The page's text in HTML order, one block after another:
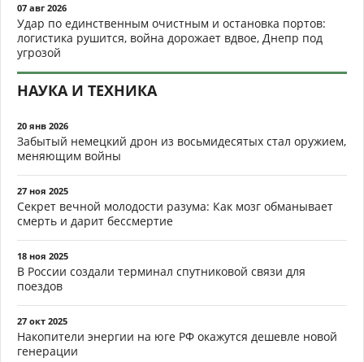
07 авг 2026
Удар по единственным очистным и остановка портов:
логистика рушится, война дорожает вдвое, Днепр под
угрозой
НАУКА И ТЕХНИКА
20 янв 2026
Забытый немецкий дрон из восьмидесятых стал оружием,
меняющим войны
27 ноя 2025
Секрет вечной молодости разума: Как мозг обманывает
смерть и дарит бессмертие
18 ноя 2025
В России создали терминал спутниковой связи для
поездов
27 окт 2025
Накопители энергии на юге РФ окажутся дешевле новой
генерации